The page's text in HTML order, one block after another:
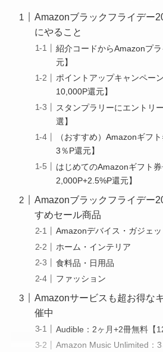
Amazonブラックフライデー
にやること
紹介コードからAmazonプ
元】
ポイントアップキャンペー
10,000P還元】
スタンプラリーにエントリ
選】
（おすすめ）Amazonギフ
3％P還元】
はじめてのAmazonギフト
2,000P+2.5%P還元】
Amazonブラックフライデー
すめセール商品
Amazonデバイス・ガジェッ
ホーム・インテリア
食料品・日用品
ファッション
Amazonサービスも超お得な
催中
Audible：2ヶ月+2冊無料【
Amazon Music Unlimited：3